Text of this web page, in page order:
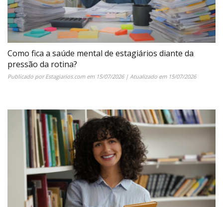
Como fica a saúde mental de estagiários diante da
pressão da rotina?
Publicado porEstagiarios.comem 15/07/2026| Atualizado em 15/07/2026